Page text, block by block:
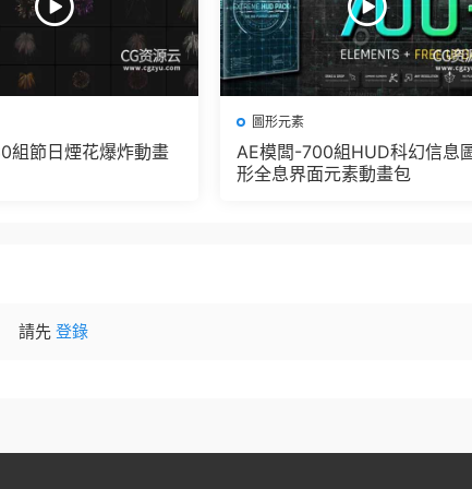
組節日煙花爆炸動畫
圖形元素
AE模闆-700組HUD科幻信息
形全息界面元素動畫包
請先 登錄